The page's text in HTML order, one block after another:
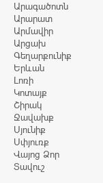
Արագածոտն
Արարատ
Արմավիր
Արցախ
Գեղարքունիք
Երևան
Լոռի
Կոտայք
Շիրակ
Ջավախք
Սյունիք
Սփյուռք
Վայոց Ձոր
Տավուշ